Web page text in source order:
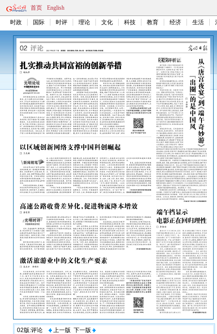
首页 English
时政 国际 时评 理论 文化 科技 教育 经济 生活
02版:评论 上一版 下一版